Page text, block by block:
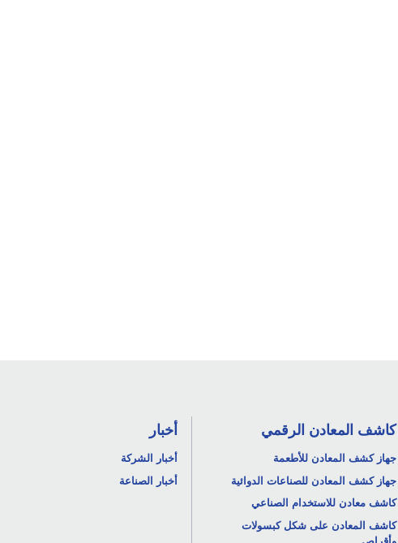
كاشف المعادن الرقمي
جهاز كشف المعادن للأطعمة
جهاز كشف المعادن للصناعات الدوائية
كاشف معادن للاستخدام الصناعي
كاشف المعادن على شكل كبسولات
أخبار
أخبار الشركة
أخبار الصناعة